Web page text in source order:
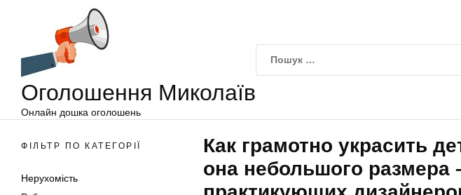
Оголошення Миколаїв
Онлайн дошка оголошень
ФІЛЬТР ПО КАТЕГОРІЇ
Нерухомість
Как грамотно украсить
она небольшого размера